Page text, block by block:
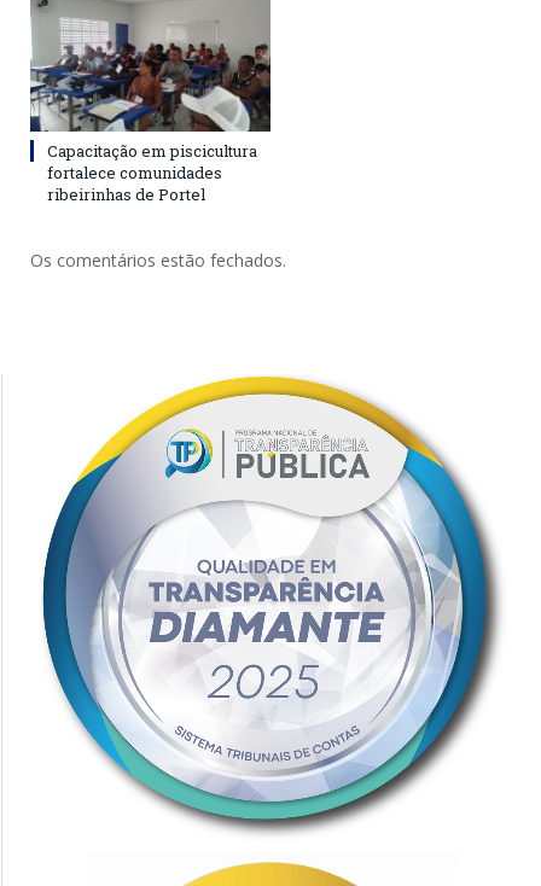
Capacitação em piscicultura
fortalece comunidades
ribeirinhas de Portel
Os comentários estão fechados.